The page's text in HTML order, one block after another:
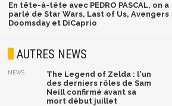
En tête-à-tête avec PEDRO PASCAL, on a
parlé de Star Wars, Last of Us, Avengers
Doomsday et DiCaprio
AUTRES NEWS
NEWS
The Legend of Zelda : l'un
des derniers rôles de Sam
Neill confirmé avant sa
mort début juillet